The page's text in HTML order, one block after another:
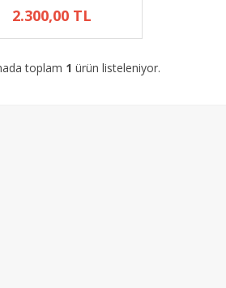
2.300,00 TL
toplam 1 ürün listeleniyor.